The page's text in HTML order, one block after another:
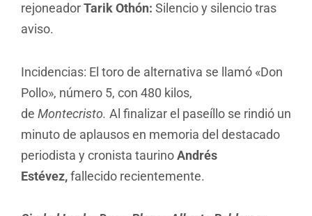
rejoneadorTarik Othón: Silencio y silencio tras
aviso.
Incidencias: El toro de alternativa se llamó «Don
Pollo», número 5, con 480 kilos,
de Montecristo. Al finalizar el paseíllo se rindió un
minuto de aplausos en memoria del destacado
periodista y cronista taurinoAndrés
Estévez,fallecido recientemente.